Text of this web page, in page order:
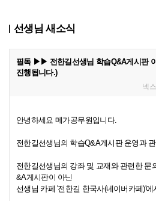
선생님 새소식
필독 ▶▶ 전한길선생님 학습Q&A게시판
진행됩니다.)
넥
안녕하세요 메가공무원입니다.
전한길선생님의 학습Q&A게시판 운영과
전한길선생님의 강좌 및 교재와 관련한 문
&A게시판이 아닌
선생님 카페 '전한길 한국사(네이버카페)'에